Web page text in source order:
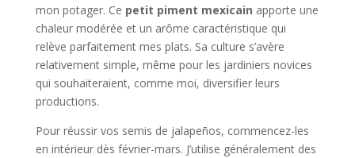
mon potager. Ce petit piment mexicain apporte une
chaleur modérée et un arôme caractéristique qui
relève parfaitement mes plats. Sa culture s’avère
relativement simple, même pour les jardiniers novices
qui souhaiteraient, comme moi, diversifier leurs
productions.
Pour réussir vos semis de jalapeños, commencez-les
en intérieur dès février-mars. J’utilise généralement des